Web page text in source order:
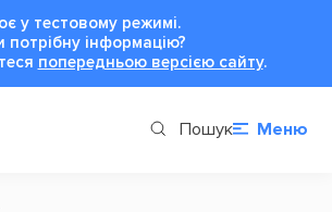
у тестовому режимі.
інформацію?
попередньою версією сайту.
Пошук Меню